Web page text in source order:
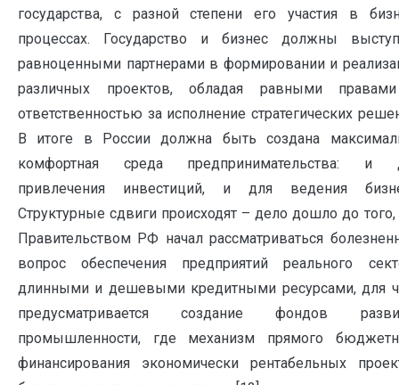
государства, с разной степени его участия в
процессах. Государство и бизнес должны
равноценными партнерами в формировании и
различных проектов, обладая равными
ответственностью за исполнение стратегических
В итоге в России должна быть создана
комфортная среда предпринимательства: и
привлечения инвестиций, и для ведения
Структурные сдвиги происходят – дело дошло до того,
Правительством РФ начал рассматриваться
вопрос обеспечения предприятий реального
длинными и дешевыми кредитными ресурсами, для
предусматривается создание фондов
промышленности, где механизм прямого
финансирования экономически рентабельных